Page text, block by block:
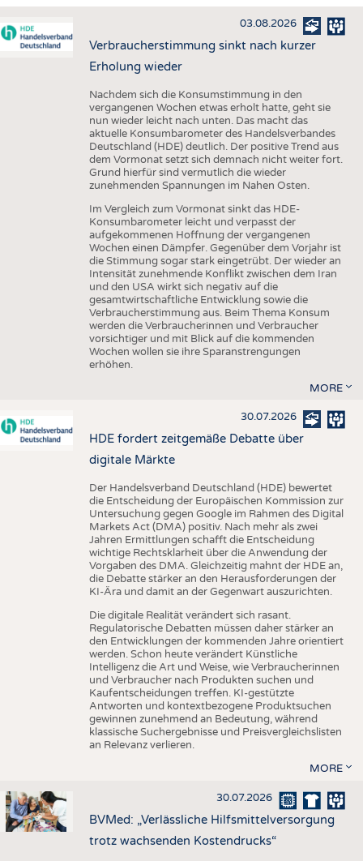
HAUS- UND HEIMTEXTILIEN
BEKLEIDUNG
AUSSCHREIBUNGEN
DTV AUSSCHREIBUNGSDIENST
STATISTICS
ADRESSEN & LINKS
PUBLIKATIONEN
TERMINE
BRANCHENTERMINE
03.08.2026
Verbraucherstimmung sinkt nach kurzer
Erholung wieder
Nachdem sich die Konsumstimmung in den
vergangenen Wochen etwas erholt hatte, geht sie
nun wieder leicht nach unten. Das macht das
aktuelle Konsumbarometer des Handelsverbandes
Deutschland (HDE) deutlich. Der positive Trend aus
dem Vormonat setzt sich demnach nicht weiter fort.
Grund hierfür sind vermutlich die wieder
zunehmenden Spannungen im Nahen Osten.
Im Vergleich zum Vormonat sinkt das HDE-
Konsumbarometer leicht und verpasst der
aufgekommenen Hoffnung der vergangenen
Wochen einen Dämpfer. Gegenüber dem Vorjahr ist
die Stimmung sogar stark eingetrübt. Der wieder an
Intensität zunehmende Konflikt zwischen dem Iran
und den USA wirkt sich negativ auf die
gesamtwirtschaftliche Entwicklung sowie die
Verbraucherstimmung aus. Beim Thema Konsum
werden die Verbraucherinnen und Verbraucher
vorsichtiger und mit Blick auf die kommenden
Wochen wollen sie ihre Sparanstrengungen
erhöhen.
MORE
30.07.2026
HDE fordert zeitgemäße Debatte über
digitale Märkte
Der Handelsverband Deutschland (HDE) bewertet
die Entscheidung der Europäischen Kommission zur
Untersuchung gegen Google im Rahmen des Digital
Markets Act (DMA) positiv. Nach mehr als zwei
Jahren Ermittlungen schafft die Entscheidung
wichtige Rechtsklarheit über die Anwendung der
Vorgaben des DMA. Gleichzeitig mahnt der HDE an,
die Debatte stärker an den Herausforderungen der
KI-Ära und damit an der Gegenwart auszurichten.
Die digitale Realität verändert sich rasant.
Regulatorische Debatten müssen daher stärker an
den Entwicklungen der kommenden Jahre orientiert
werden. Schon heute verändert Künstliche
Intelligenz die Art und Weise, wie Verbraucherinnen
und Verbraucher nach Produkten suchen und
Kaufentscheidungen treffen. KI-gestützte
Antworten und kontextbezogene Produktsuchen
gewinnen zunehmend an Bedeutung, während
klassische Suchergebnisse und Preisvergleichslisten
an Relevanz verlieren.
MORE
30.07.2026
BVMed: „Verlässliche Hilfsmittelversorgung
trotz wachsenden Kostendrucks“